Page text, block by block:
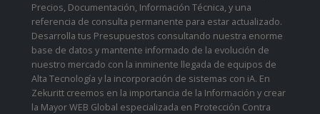
Precios, Documentación, Información Técnica, y una
referencia de consulta permanente para estar actualizado.
Desarrolla tus Presupuestos consultando nuestra enorme
base de datos y mantente informado de la evolución de
nuestro mercado con la inminente llegada de equipos de
Alta Tecnología y la incorporación de sistemas con iA. En
Zekuritt creemos en la importancia de la Información y crear
la Mayor WEB Global especializada en Protección Contra